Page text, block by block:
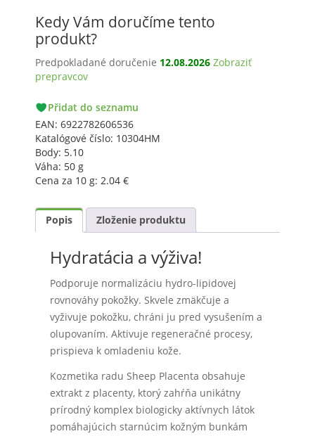
vyživujúci
tvár
Kedy Vám doručíme tento
produkt?
Predpokladané doručenie 12.08.2026 Zobraziť
prepravcov
GLSPřidat do seznamu
EAN: 6922782606536
Katalógové číslo: 10304HM
Body: 5.10
Váha: 50 g
Cena za 10 g: 2.04 €
Popis Zloženie produktu
Hydratácia a výživa!
Podporuje normalizáciu hydro-lipidovej
rovnováhy pokožky. Skvele zmäkčuje a
vyživuje pokožku, chráni ju pred vysušením a
olupovaním. Aktivuje regeneračné procesy,
prispieva k omladeniu kože.
Kozmetika radu Sheep Placenta obsahuje
extrakt z placenty, ktorý zahŕňa unikátny
prírodný komplex biologicky aktívnych látok
pomáhajúcich starnúcim kožným bunkám